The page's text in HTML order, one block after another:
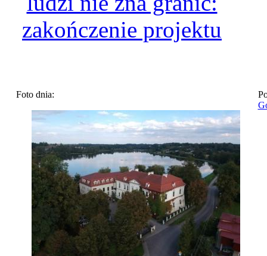
zakończenie projektu
Foto dnia: